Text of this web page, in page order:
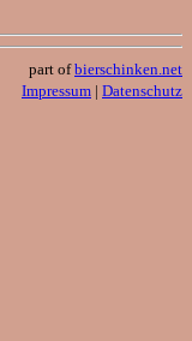
part ofbierschinken.net
Impressum | Datenschutz